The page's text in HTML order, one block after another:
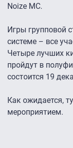
Noize MC.
Игры групповой
системе – все
Четыре лучших
пройдут в
состоится 19
Как ожидается,
мероприятием.